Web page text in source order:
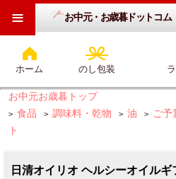
お中元・お歳暮ドットコム
ホーム のし包装
≡
お中元お歳暮トップ
> 食品 > 調味料・乾物 > 油 > ご予
ト
日清オイリオ ヘルシーオイルギ